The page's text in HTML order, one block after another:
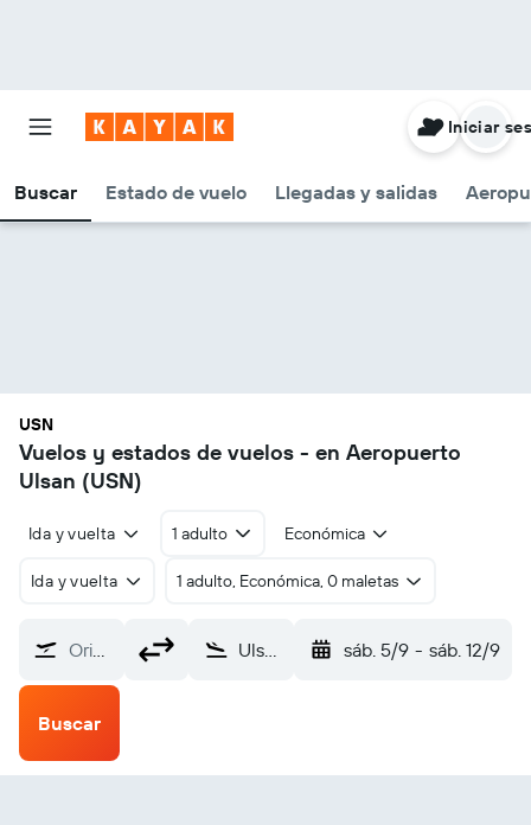
Buscar Estado de vuelo Llegadas y salidas
Iniciar
USN
Vuelos y estados de vuelos - en Aeropuerto
Ulsan (USN)
Ida y vuelta 1 adulto Económica
Ida y vuelta 1 adulto, Económica, 0 maletas
Origen Ulsan (USN) sáb. 5/9 - sáb. 12/9
Buscar